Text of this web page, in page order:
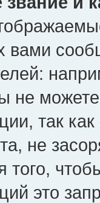
вами
не
так
не
того,
это